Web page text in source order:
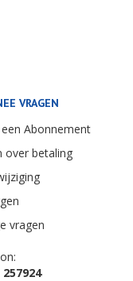
VRAGEN
Abonnement
over betaling
vragen